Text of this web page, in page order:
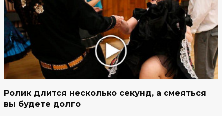
Ролик длится несколько секунд, а смеяться
вы будете долго